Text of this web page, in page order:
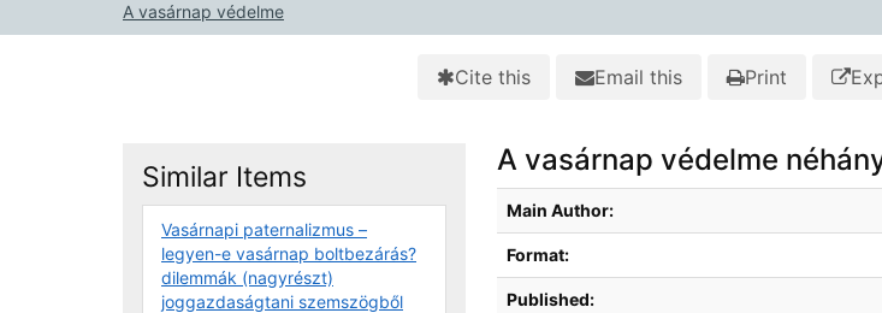
A vasárnap védelme
Cite this Email this Print
A vasárnap védelme
Bibliographic Details
Main Author:
Format:
Published:
Similar Items
Vasárnapi paternalizmus –
legyen-e vasárnap boltbezárás?
dilemmák (nagyrészt)
joggazdaságtani szemszögből